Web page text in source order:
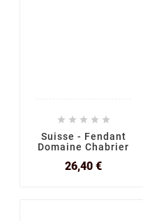
    
Suisse - Fendant
Domaine Chabrier
26,40 €Prix